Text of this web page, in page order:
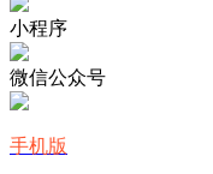
小程序
微信公众号
手机版